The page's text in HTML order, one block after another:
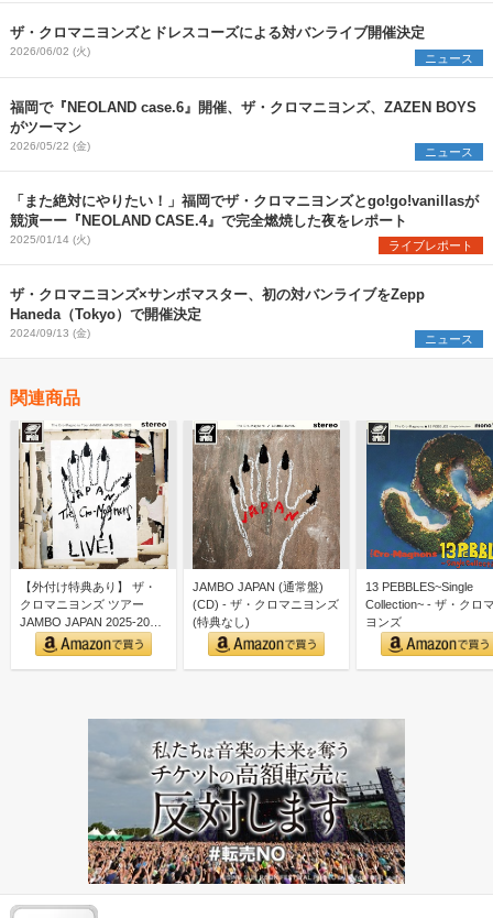
ザ・クロマニヨンズとドレスコーズによる対バンライブ開催決定
2026/06/02 (火) ニュース
福岡で『NEOLAND case.6』開催、ザ・クロマニヨンズ、ZAZEN BOYS
がツーマン
2026/05/22 (金) ニュース
「また絶対にやりたい！」福岡でザ・クロマニヨンズとgo!go!vanillasが
競演ーー『NEOLAND CASE.4』で完全燃焼した夜をレポート
2025/01/14 (火) ライブレポート
ザ・クロマニヨンズ×サンボマスター、初の対バンライブをZepp
Haneda（Tokyo）で開催決定
2024/09/13 (金) ニュース
関連商品
【外付け特典あり】 ザ・
クロマニヨンズ ツアー
JAMBO JAPAN 2025-2026
(通常…
JAMBO JAPAN (通常盤)
(CD) - ザ・クロマニヨンズ
(特典なし)
13 PEBBLES~Single
Collection~ - ザ・クロ
ヨンズ